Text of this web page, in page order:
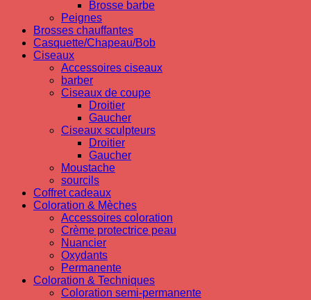
Brosse barbe
Peignes
Brosses chauffantes
Casquette/Chapeau/Bob
Ciseaux
Accessoires ciseaux
barber
Ciseaux de coupe
Droitier
Gaucher
Ciseaux sculpteurs
Droitier
Gaucher
Moustache
sourcils
Coffret cadeaux
Coloration & Mèches
Accessoires coloration
Crème protectrice peau
Nuancier
Oxydants
Permanente
Coloration & Techniques
Coloration semi-permanente